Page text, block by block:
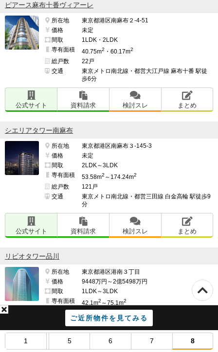
ご近所物件を見てみる
1 5 6 7 8
ピアース麻布十番ヴィアーレ
所在地
東京都港区南麻布２-4-51
価格
未定
間取
1LDK・2LDK
専有面積
40.75m2 ・60.17m2
総戸数
22戸
交通
東京メトロ南北線・都営大江戸線 麻布十番 駅徒
歩6分
公式サイト 資料請求 検討スレ まとめ
シエリアタワー南麻布
所在地
東京都港区南麻布３-145-3
価格
未定
間取
2LDK～3LDK
専有面積
53.58m2 ～174.24m2
総戸数
121戸
交通
東京メトロ南北線・都営三田線 白金高輪 駅徒歩9
分
公式サイト 資料請求 検討スレ まとめ
リビオタワー品川
所在地
東京都港区港南３丁目
価格
9448万円～2億5498万円
間取
1LDK～3LDK
専有面積
42.1m2 ～75.1m2
総戸数
JR山手線・JR京浜東北線(根岸線)・JR東海道本
線・JR横須賀線・JR上野東京ライン・JR東海道
新幹線 品川 駅港南口徒歩13分